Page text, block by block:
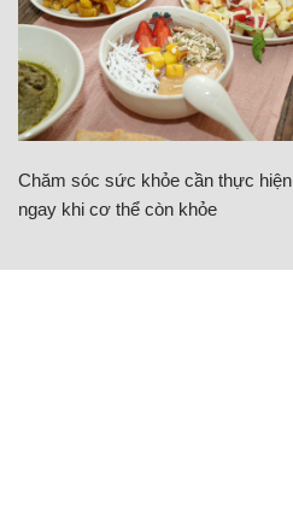
Chăm sóc sức khỏe cần thực hiện
ngay khi cơ thể còn khỏe